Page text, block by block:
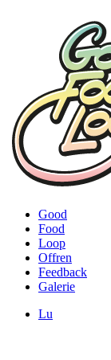
Good
Food
Loop
Offren
Feedback
Galerie
Lu